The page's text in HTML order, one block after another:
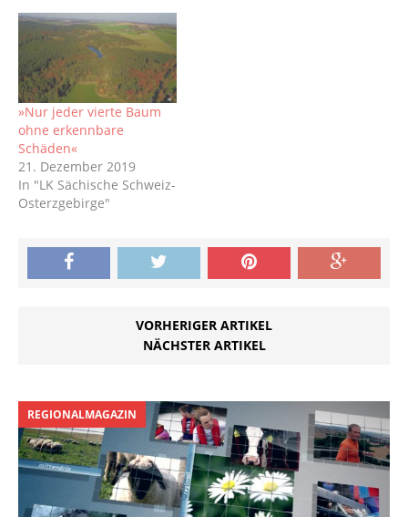
»Nur jeder vierte Baum
ohne erkennbare
Schäden«
21. Dezember 2019
In "LK Sächische Schweiz-
Osterzgebirge"
VORHERIGER ARTIKEL
NÄCHSTER ARTIKEL
REGIONALMAGAZIN